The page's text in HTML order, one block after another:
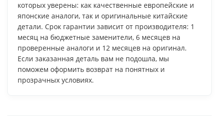
которых уверены: как качественные европейские и
японские аналоги, так и оригинальные китайские
детали. Срок гарантии зависит от производителя: 1
месяц на бюджетные заменители, 6 месяцев на
проверенные аналоги и 12 месяцев на оригинал.
Если заказанная деталь вам не подошла, мы
поможем оформить возврат на понятных и
прозрачных условиях.